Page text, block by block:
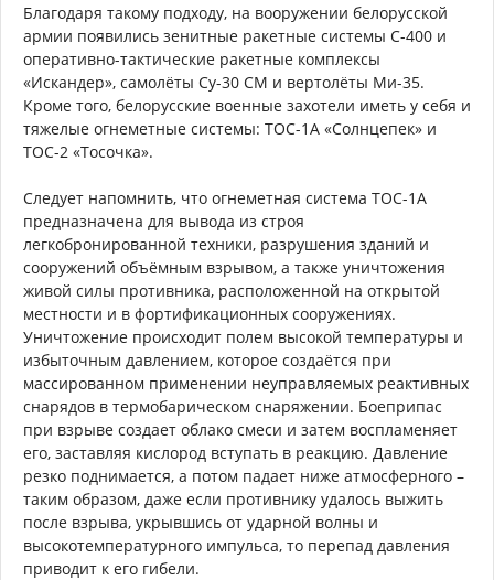
Благодаря такому подходу, на вооружении белорусской
армии появились зенитные ракетные системы С-400 и
оперативно-тактические ракетные комплексы
«Искандер», самолёты Су-30 СМ и вертолёты Ми-35.
Кроме того, белорусские военные захотели иметь у себя и
тяжелые огнеметные системы: ТОС-1А «Солнцепек» и
ТОС-2 «Тосочка».
Следует напомнить, что огнеметная система ТОС-1А
предназначена для вывода из строя
легкобронированной техники, разрушения зданий и
сооружений объёмным взрывом, а также уничтожения
живой силы противника, расположенной на открытой
местности и в фортификационных сооружениях.
Уничтожение происходит полем высокой температуры и
избыточным давлением, которое создаётся при
массированном применении неуправляемых реактивных
снарядов в термобарическом снаряжении. Боеприпас
при взрыве создает облако смеси и затем воспламеняет
его, заставляя кислород вступать в реакцию. Давление
резко поднимается, а потом падает ниже атмосферного –
таким образом, даже если противнику удалось выжить
после взрыва, укрывшись от ударной волны и
высокотемпературного импульса, то перепад давления
приводит к его гибели.